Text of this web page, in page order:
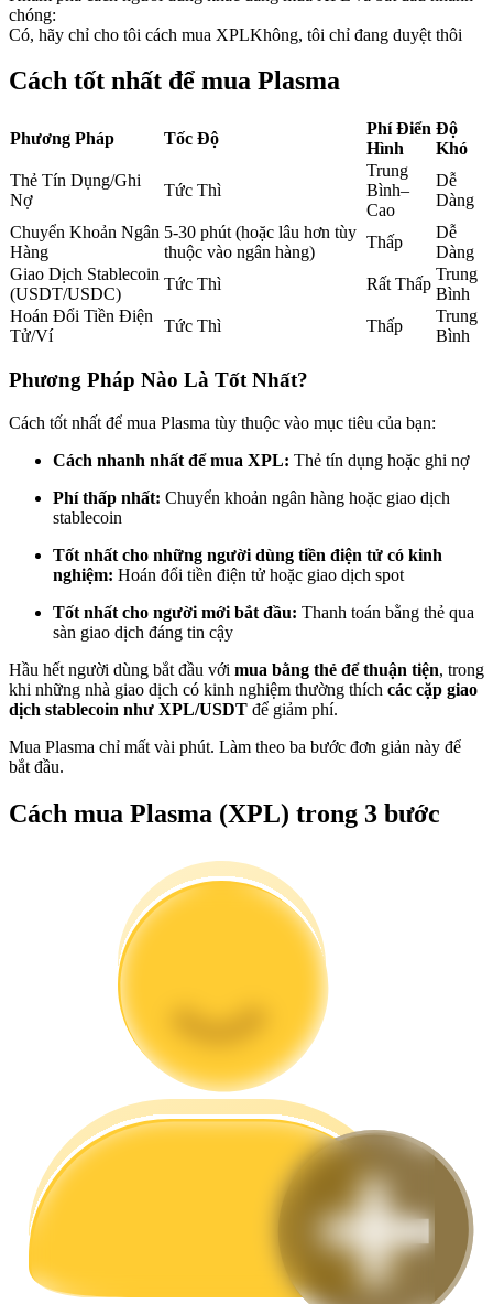
Futures sử dụng USDC làm tài sản thế chấp
Sao chép Giao dịch
Tham gia cùng các nhà giao dịch hàng đầu
Trở thành Nhà giao dịch Sao chép
Thông tin
Hướng dẫn
Hướng dẫn giao dịch Spot
Chiến lược giao dịch
chóng:
Có, hãy chỉ cho tôi cách mua XPLKhông, tôi chỉ đang duyệt thôi
Cách tốt nhất để mua Plasma
Phương Pháp Tốc Độ
Phí Điển
Hình
Độ
Khó
Thẻ Tín Dụng/Ghi
Nợ
Tức Thì
Trung
Bình–
Cao
Dễ
Dàng
Chuyển Khoản Ngân
Hàng
5-30 phút (hoặc lâu hơn tùy
thuộc vào ngân hàng)
Thấp
Dễ
Dàng
Giao Dịch Stablecoin
(USDT/USDC)
Tức Thì Rất Thấp
Trung
Bình
Hoán Đổi Tiền Điện
Tử/Ví
Tức Thì Thấp
Trung
Bình
Phương Pháp Nào Là Tốt Nhất?
Cách tốt nhất để mua Plasma tùy thuộc vào mục tiêu của bạn:
Cách nhanh nhất để mua XPL: Thẻ tín dụng hoặc ghi nợ
Phí thấp nhất: Chuyển khoản ngân hàng hoặc giao dịch
stablecoin
Tốt nhất cho những người dùng tiền điện tử có kinh
nghiệm: Hoán đổi tiền điện tử hoặc giao dịch spot
Tốt nhất cho người mới bắt đầu: Thanh toán bằng thẻ qua
sàn giao dịch đáng tin cậy
Hầu hết người dùng bắt đầu với mua bằng thẻ để thuận tiện, trong
khi những nhà giao dịch có kinh nghiệm thường thích các cặp giao
dịch stablecoin như XPL/USDT để giảm phí.
Mua Plasma chỉ mất vài phút. Làm theo ba bước đơn giản này để
bắt đầu.
Cách mua Plasma (XPL) trong 3 bước